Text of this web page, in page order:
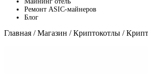
Ремонт ASIC-майнеров
Блог
Главная /Магазин /Криптокотлы /